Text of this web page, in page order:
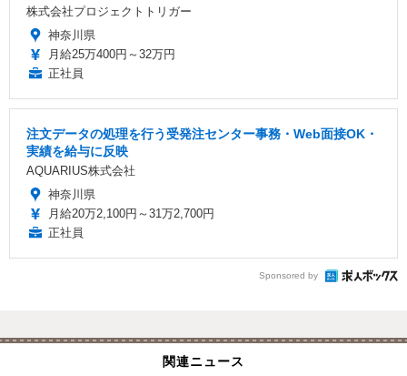
株式会社プロジェクトトリガー
神奈川県
月給25万400円～32万円
正社員
注文データの処理を行う受発注センター事務・Web面接OK・
実績を給与に反映
AQUARIUS株式会社
神奈川県
月給20万2,100円～31万2,700円
正社員
Sponsored by
関連ニュース